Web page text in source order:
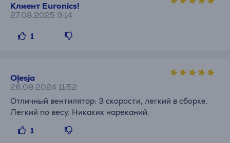
Клиент Euronics!
27.08.2025 9:14
1
Oļesja
26.08.2024 11:52
Отличный вентилятор: 3 скорости, легкий в сборке.
Легкий по весу. Никаких нареканий.
1